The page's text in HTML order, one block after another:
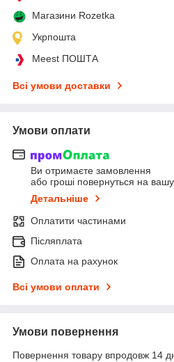
Магазини Rozetka
Укрпошта
Meest ПОШТА
Всі умови доставки
Умови оплати
Ви отримаєте замовлення
або гроші повернуться на вашу
Детальніше
Оплатити частинами
Післяплата
Оплата на рахунок
Всі умови оплати
Умови повернення
Повернення товару впродовж 14